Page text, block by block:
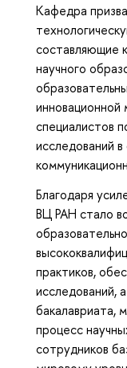
Кафедра
составляющие
научного
инновационной
специалистов
исследований
Благодаря
ВЦ РАН стало
практиков,
исследований,
бакалавриата,
процесс
сотрудников